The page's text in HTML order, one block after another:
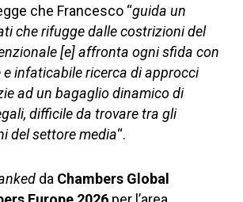
che Francesco “guida un
che rifugge dalle costrizioni del
[e] affronta ogni sfida con
infaticabile ricerca di approcci
ad un bagaglio dinamico di
difficile da trovare tra gli
del settore media“.
da Chambers Global